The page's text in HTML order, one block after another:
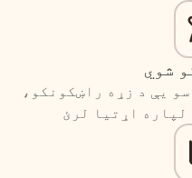
شوي
یې د زړه راښکونکو،